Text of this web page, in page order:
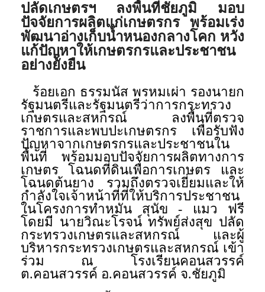
ปลัดเกษตรฯ ลงพื้นที่ชัยภูมิ มอบ
ปัจจัยการผลิตแก่เกษตรกร พร้อมเร่ง
พัฒนาอ่างเก็บน้ำหนองกลางโคก หวัง
แก้ปัญหาให้เกษตรกรและประชาชน
อย่างยั่งยืน
ร้อยเอก ธรรมนัส พรหมเผ่า รองนายก
รัฐมนตรีและรัฐมนตรีว่าการกระทรวง
เกษตรและสหกรณ์ ลงพื้นที่ตรวจ
ราชการและพบปะเกษตรกร เพื่อรับฟัง
ปัญหาจากเกษตรกรและประชาชนใน
พื้นที่ พร้อมมอบปัจจัยการผลิตทางการ
เกษตร โฉนดที่ดินเพื่อการเกษตร และ
โฉนดต้นยาง รวมถึงตรวจเยี่ยมและให้
กำลังใจเจ้าหน้าที่ที่ให้บริการประชาชน
ในโครงการทำหมัน สุนัข - แมว ฟรี
โดยมี นายวิณะโรจน์ ทรัพย์ส่งสุข ปลัด
กระทรวงเกษตรและสหกรณ์ และผู้
บริหารกระทรวงเกษตรและสหกรณ์ เข้า
ร่วม ณ โรงเรียนคอนสวรรค์
ต.คอนสวรรค์ อ.คอนสวรรค์ จ.ชัยภูมิ